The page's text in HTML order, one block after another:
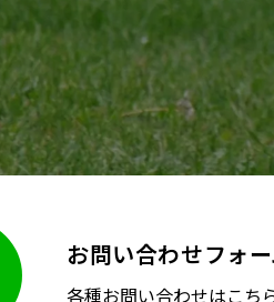
お問い合わせフォー
各種お問い合わせはこち